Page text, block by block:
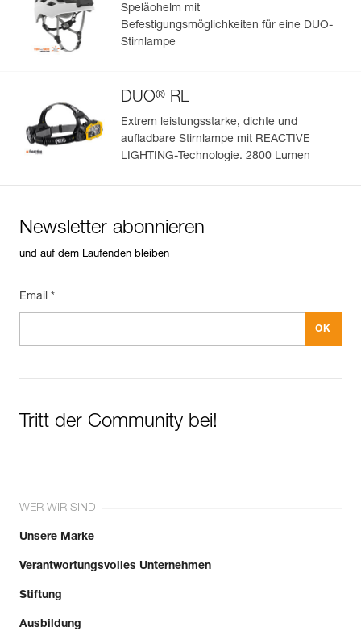
Speläohelm mit
Befestigungsmöglichkeiten für eine DUO-
Stirnlampe
DUO® RL
Extrem leistungsstarke, dichte und
aufladbare Stirnlampe mit REACTIVE
LIGHTING-Technologie. 2800 Lumen
Newsletter abonnieren
und auf dem Laufenden bleiben
Email *
Tritt der Community bei!
WER WIR SIND
Unsere Marke
Verantwortungsvolles Unternehmen
Stiftung
Ausbildung